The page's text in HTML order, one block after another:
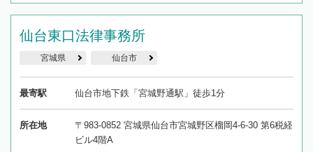
仙台東口法律事務所
宮城県 仙台市
最寄駅 仙台市地下鉄「宮城野通駅」徒歩1分
所在地
〒983-0852 宮城県仙台市宮城野区榴岡4-6-30 第6税経
ビル4階A